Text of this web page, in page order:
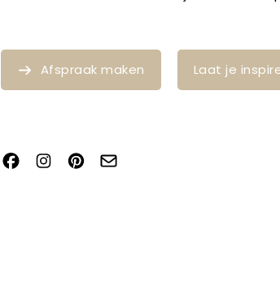
Afspraak maken Laat je